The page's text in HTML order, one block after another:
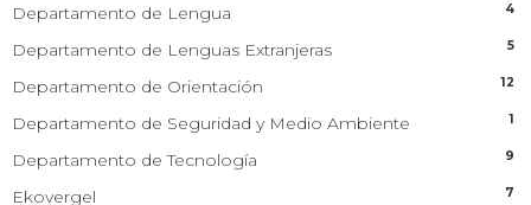
Departamento de Lengua 4
Departamento de Lenguas Extranjeras 5
Departamento de Orientación 12
Departamento de Seguridad y Medio Ambiente 1
Departamento de Tecnología 9
Ekovergel 7